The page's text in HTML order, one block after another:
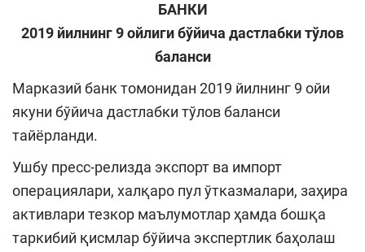
БАНКИ
2019 йилнинг 9 ойлиги бўйича дастлабки тўлов
баланси
Марказий банк томонидан 2019 йилнинг 9 ойи
якуни бўйича дастлабки тўлов баланси
тайёрланди.
Ушбу пресс-релизда экспорт ва импорт
операциялари, халқаро пул ўтказмалари, заҳира
активлари тезкор маълумотлар ҳамда бошқа
таркибий қисмлар бўйича экспертлик баҳолаш